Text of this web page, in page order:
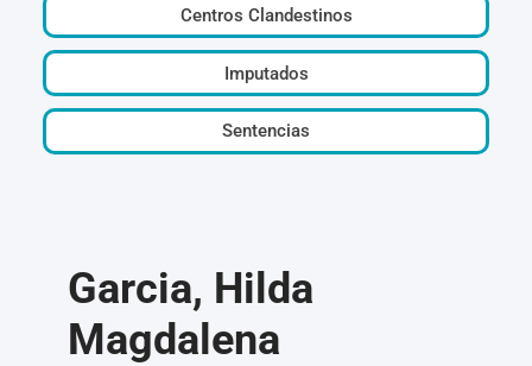
Centros Clandestinos
Imputados
Sentencias
Garcia, Hilda
Magdalena